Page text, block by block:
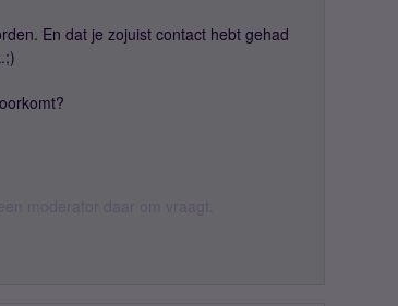
En dat je zojuist contact hebt gehad